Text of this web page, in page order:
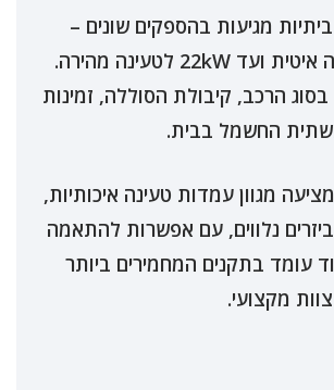
מגיעות בהספקים שונים –
מ-7kW לטעינה איטית ועד 22kW לטעינה מהירה.
הרכב, קיבולת הסוללה, זמינות
החשמל בבית.
DSGCharge מציעה מגוון עמדות טעינה איכותיות,
נלווים, עם אפשרות להתאמה
עומד בתקנים המחמירים ביותר
מקצועי.